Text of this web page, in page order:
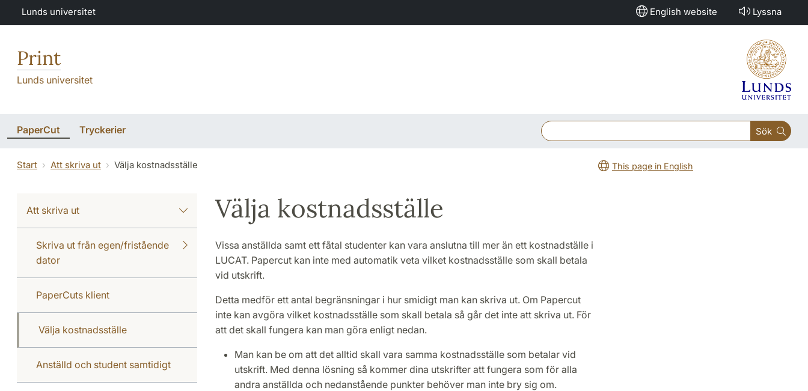
Hoppa till huvudinnehåll
Lunds universitet English website Lyssna
Print
Lunds universitet
PaperCut Tryckerier Sök
Start Att skriva ut Välja kostnadsställe This page in English
Att skriva ut
Skriva ut från egen/fristående
dator
PaperCuts klient
Välja kostnadsställe
Anställd och student samtidigt
Välja kostnadsställe
Vissa anställda samt ett fåtal studenter kan vara anslutna till mer än ett kostnadställe i
LUCAT. Papercut kan inte med automatik veta vilket kostnadsställe som skall betala
vid utskrift.
Detta medför ett antal begränsningar i hur smidigt man kan skriva ut. Om Papercut
inte kan avgöra vilket kostnadsställe som skall betala så går det inte att skriva ut. För
att det skall fungera kan man göra enligt nedan.
Man kan be om att det alltid skall vara samma kostnadsställe som betalar vid
utskrift. Med denna lösning så kommer dina utskrifter att fungera som för alla
andra anställda och nedanstående punkter behöver man inte bry sig om.